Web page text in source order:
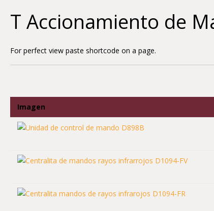
contentT Accionamiento de
For perfect view paste shortcode on a page.
Imagen